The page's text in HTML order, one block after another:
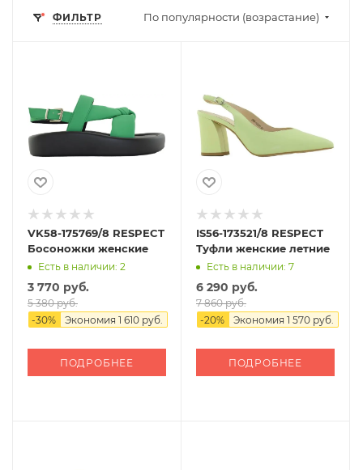
ФИЛЬТР По популярности (возрастание)
VK58-175769/8 RESPECT
Босоножки женские
Есть в наличии: 2
3 770 руб.
5 380 руб.
-30% Экономия 1 610 руб.
ПОДРОБНЕЕ
IS56-173521/8 RESPECT
Туфли женские летние
Есть в наличии: 7
6 290 руб.
7 860 руб.
-20% Экономия 1 570 руб.
ПОДРОБНЕЕ